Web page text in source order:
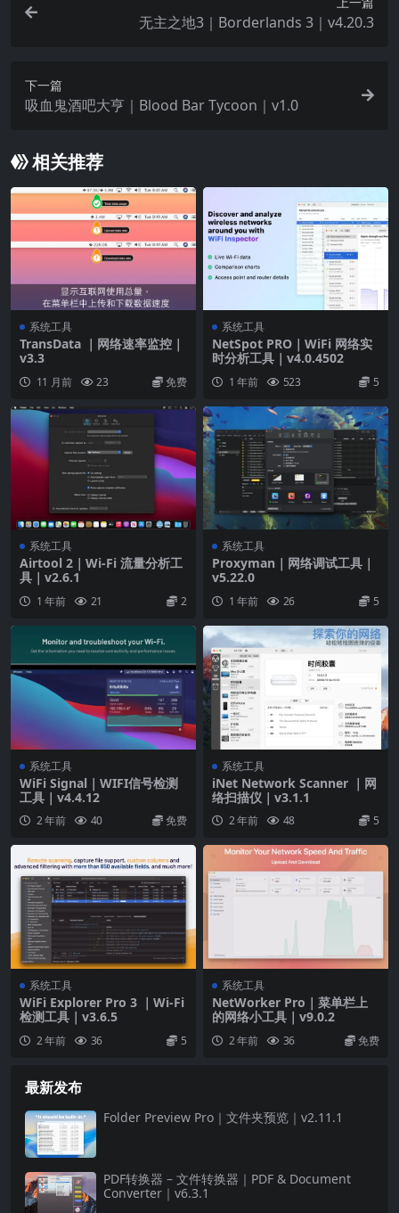
无主之地3｜Borderlands 3｜v4.20.3
下一篇
吸血鬼酒吧大亨｜Blood Bar Tycoon｜v1.0
相关推荐
系统工具
TransData ｜网络速率监控｜
v3.3
11 月前 23 免费
系统工具
NetSpot PRO｜WiFi 网络实
时分析工具｜v4.0.4502
1 年前 523 5
系统工具
Airtool 2｜Wi-Fi 流量分析工
具｜v2.6.1
1 年前 21 2
系统工具
Proxyman｜网络调试工具｜
v5.22.0
1 年前 26 5
系统工具
WiFi Signal｜WIFI信号检测
工具｜v4.4.12
2 年前 40 免费
系统工具
iNet Network Scanner ｜网
络扫描仪｜v3.1.1
2 年前 48 5
系统工具
WiFi Explorer Pro 3 ｜Wi-Fi
检测工具｜v3.6.5
2 年前 36 5
系统工具
NetWorker Pro｜菜单栏上
的网络小工具｜v9.0.2
2 年前 36 免费
最新发布
Folder Preview Pro｜文件夹预览｜v2.11.1
PDF转换器 – 文件转换器｜PDF & Document
Converter｜v6.3.1